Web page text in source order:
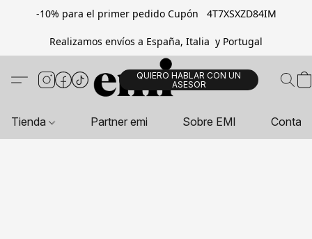
-10% para el primer pedido Cupón 4T7XSXZD84IM
Realizamos envíos a España, Italia y Portugal
QUIERO HABLAR CON UN
ASESOR
Tienda Partner emi Sobre EMI